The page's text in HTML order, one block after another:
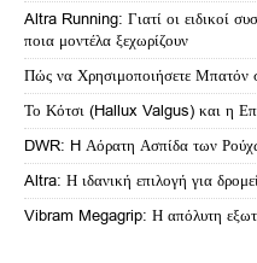
Altra Running: Γιατί οι ειδικοί
ποια μοντέλα ξεχωρίζουν
Πώς να Χρησιμοποιήσετε Μπατόν
Το Κότσι (Hallux Valgus) και η
DWR: H Αόρατη Ασπίδα των
Altra: Η ιδανική επιλογή για
Vibram Megagrip: Η απόλυτη